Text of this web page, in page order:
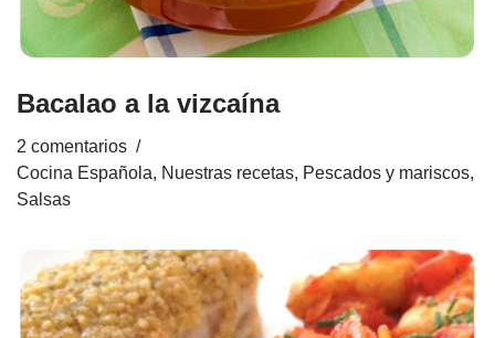
Bacalao a la vizcaína
2 comentarios
Cocina Española, Nuestras recetas, Pescados y mariscos,
Salsas